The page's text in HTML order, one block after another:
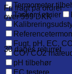
Termometer
Tasker / etuier
Fugt, pH, EC,
CO / CO2
pH tilbehør
EC testere
Fri fragt på ordrer
over 599 DKK
30 dages returret